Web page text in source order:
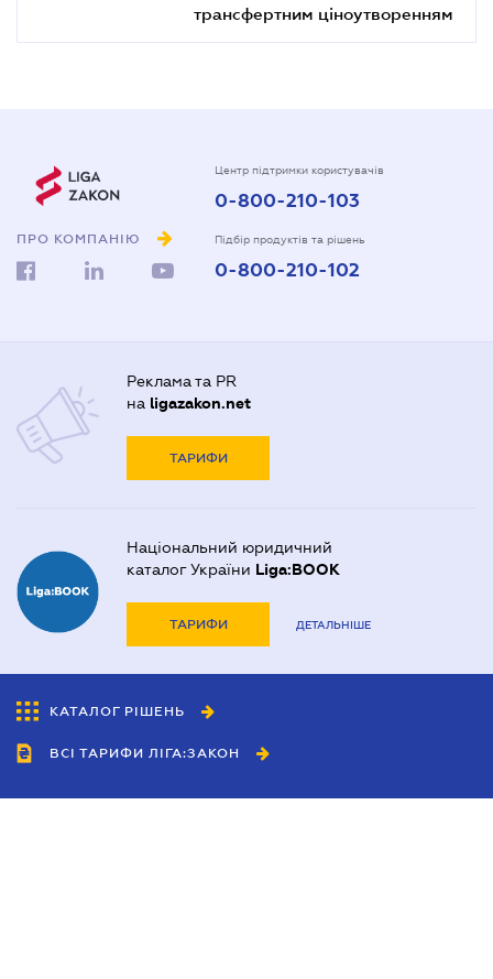
трансфертним ціноутворенням
ПРО КОМПАНІЮ
Центр підтримки користувачів
0-800-210-103
Підбір продуктів та рішень
0-800-210-102
Реклама та PR
на ligazakon.net
ТАРИФИ
Національний юридичний
каталог України Liga:BOOK
ТАРИФИ ДЕТАЛЬНІШЕ
КАТАЛОГ РІШЕНЬ
ВСІ ТАРИФИ ЛІГА:ЗАКОН